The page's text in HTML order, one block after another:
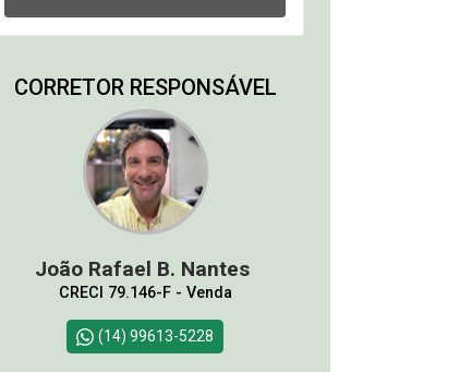
CORRETOR RESPONSÁVEL
João Rafael B. Nantes
CRECI 79.146-F - Venda
(14) 99613-5228